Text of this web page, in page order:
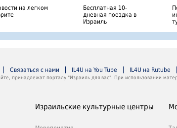
на легком
Бесплатная 10-
дневная поездка в
Израиль
Связаться с нами IL4U на You Tube IL4U на Rutube
принадлежат порталу "Израиль для вас". При использовании
Израильские культурные центры